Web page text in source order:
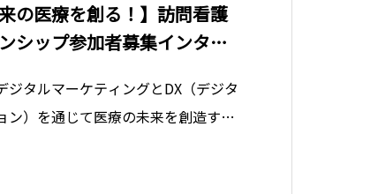
の医療を創る！】訪問看護
シップ参加者募集インター
ジタルマーケティングとDX（デジタ
ン）を通じて医療の未来を創造する